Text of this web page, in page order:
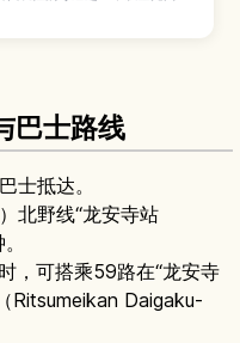
池水中的景色闻名。本文将为
看亮点、四季庭园风景、参观小
巴士路线
士抵达。
北野线“龙安寺站
，可搭乘59路在“龙安寺
Ritsumeikan Daigaku-